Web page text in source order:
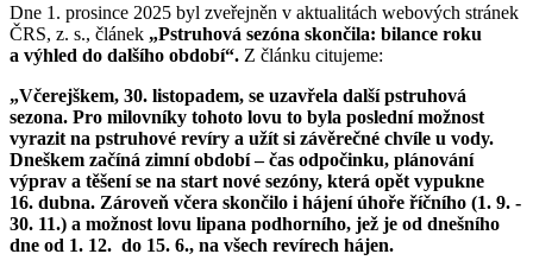
Dne 1. prosince 2025 byl zveřejněn v aktualitách webových stránek
ČRS, z. s., článek „Pstruhová sezóna skončila: bilance roku
a výhled do dalšího období“. Z článku citujeme:
„Včerejškem, 30. listopadem, se uzavřela další pstruhová
sezona. Pro milovníky tohoto lovu to byla poslední možnost
vyrazit na pstruhové revíry a užít si závěrečné chvíle u vody.
Dneškem začíná zimní období – čas odpočinku, plánování
výprav a těšení se na start nové sezóny, která opět vypukne
16. dubna. Zároveň včera skončilo i hájení úhoře říčního (1. 9. -
30. 11.) a možnost lovu lipana podhorního, jež je od dnešního
dne od 1. 12. do 15. 6., na všech revírech hájen.